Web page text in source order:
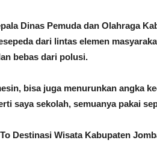
Dinas Pemuda dan Olahraga
dari lintas elemen
bebas dari polusi.
bisa juga menurunkan angka
saya sekolah, semuanya pakai
Destinasi Wisata Kabupaten